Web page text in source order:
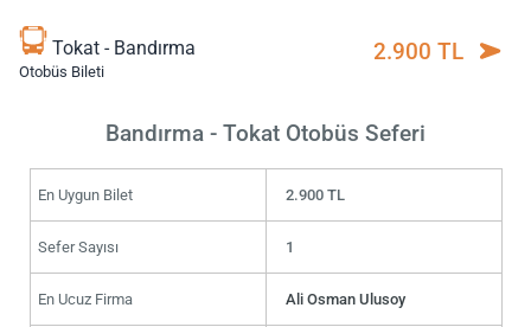
Tokat - Bandırma
Otobüs Bileti
2.900 TL
Bandırma - Tokat Otobüs Seferi
En Uygun Bilet 2.900 TL
Sefer Sayısı 1
En Ucuz Firma Ali Osman Ulusoy